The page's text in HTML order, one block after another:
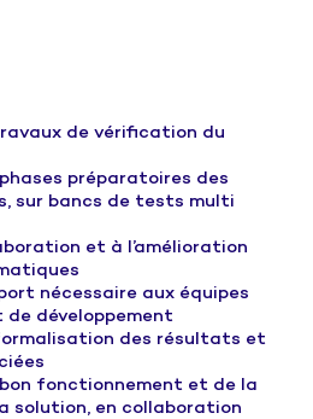
de vérification du
préparatoires des
sur bancs de tests multi
et à l’amélioration
nécessaire aux équipes
développement
des résultats et
fonctionnement et de la
solution, en collaboration